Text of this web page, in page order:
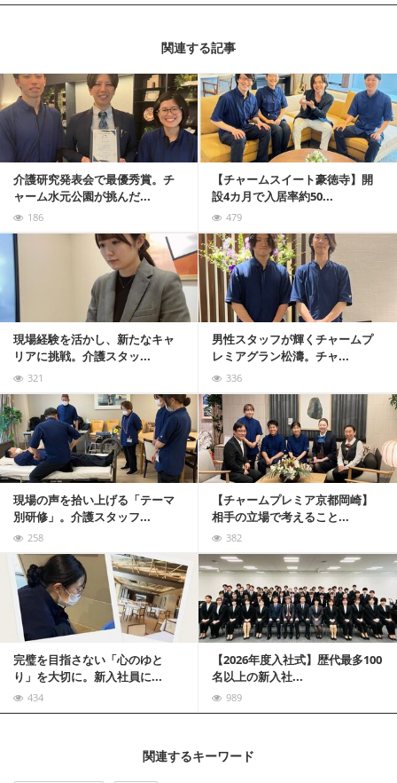
関連する記事
介護研究発表会で最優秀賞。チ
ャーム水元公園が挑んだ...
186
【チャームスイート豪徳寺】開
設4カ月で入居率約50...
479
記事を読む
現場経験を活かし、新たなキャ
リアに挑戦。介護スタッ...
321
男性スタッフが輝くチャームプ
レミアグラン松濤。チャ...
336
記事を読む
現場の声を拾い上げる「テーマ
別研修」。介護スタッフ...
258
【チャームプレミア京都岡崎】
相手の立場で考えること...
382
記事を読む
完璧を目指さない「心のゆと
り」を大切に。新入社員に...
434
【2026年度入社式】歴代最多100
名以上の新入社...
989
記事を読む
関連するキーワード